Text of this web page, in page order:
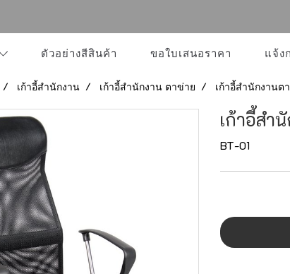
ตัวอย่างสีสินค้า ขอใบเสนอราคา แจ้ง
เก้าอี้สำนักงาน เก้าอี้สำนักงาน ตาข่าย เก้าอี้สำนักงานต
เก้าอี้สำ
BT-01